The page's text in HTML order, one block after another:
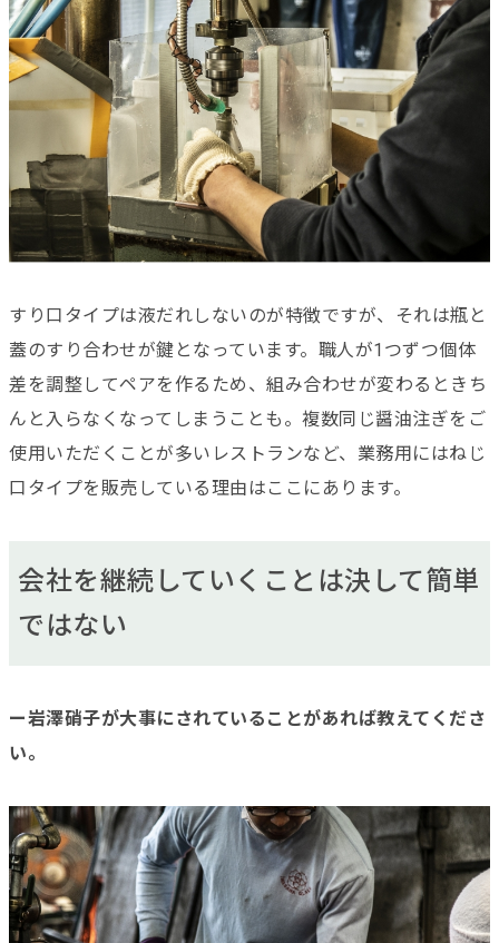
すり口タイプは液だれしないのが特徴ですが、それは瓶と
蓋のすり合わせが鍵となっています。職人が1つずつ個体
差を調整してペアを作るため、組み合わせが変わるときち
んと入らなくなってしまうことも。複数同じ醤油注ぎをご
使用いただくことが多いレストランなど、業務用にはねじ
口タイプを販売している理由はここにあります。
会社を継続していくことは決して簡単
ではない
ー岩澤硝子が大事にされていることがあれば教えてくださ
い。